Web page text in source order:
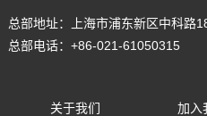
总部地址：
上海市浦东新区中科路
总部电话： +86-021-61050315
关于我们 加入